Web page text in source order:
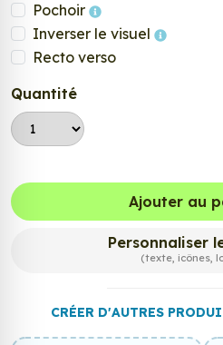
Pochoir
Inverser le visuel
Recto verso
Quantité
Ajouter au
Personnaliser
(texte, icônes,
CRÉER D'AUTRES